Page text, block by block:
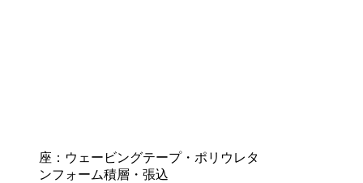
座：ウェービングテープ・ポリウレタ
ンフォーム積層・張込